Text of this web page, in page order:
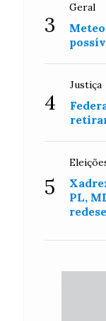
3
Geral
4
Justiça
5
PL,